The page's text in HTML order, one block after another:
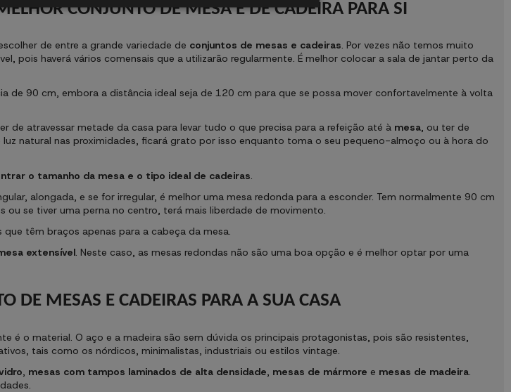
CONJUNTO DE MESA E DE CADEIRA PARA SI
de entre a grande variedade de conjuntos de mesas e cadeiras. Por vezes não temos muito
pois haverá vários comensais que a utilizarão regularmente. É melhor colocar a sala de jantar perto da
de 90 cm, embora a distância ideal seja de 120 cm para que se possa mover confortavelmente à volta
de atravessar metade da casa para levar tudo o que precisa para a refeição até à mesa, ou ter de
natural nas proximidades, ficará grato por isso enquanto toma o seu pequeno-almoço ou à hora do
o tamanho da mesa e o tipo ideal de cadeiras
alongada, e se for irregular, é melhor uma mesa redonda para a esconder. Tem normalmente 90 cm
ou se tiver uma perna no centro, terá mais liberdade de movimento.
que têm braços apenas para a cabeça da mesa.
extensível. Neste caso, as mesas redondas não são uma boa opção e é melhor optar por uma
DE MESAS E CADEIRAS PARA A SUA CASA
é o material. O aço e a madeira são sem dúvida os principais protagonistas, pois são resistentes,
tais como os nórdicos, minimalistas, industriais ou estilos vintage.
, mesas com tampos laminados de alta densidade, mesas de mármore e mesas de madeira.